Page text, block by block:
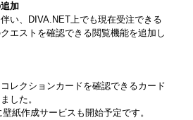
加
い、DIVA.NET上でも現在受注できる
エストを確認できる閲覧機能を追加し
レクションカードを確認できるカード
した。
紙作成サービスも開始予定です。